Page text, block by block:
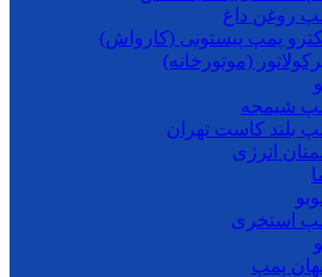
روغن داغ
پمپ پیستونی (کارواش)
(موتورخانه)
شیمجه
بلند کاست تهران
انرژی
استخری
پمپ